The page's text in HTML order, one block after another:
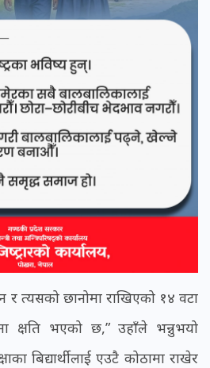
र त्यसको छानोमा राखिएको १४ वटा
क्षति भएको छ,” उहाँले भन्नुभयो
बिद्यार्थीलाई एउटै कोठामा राखेर